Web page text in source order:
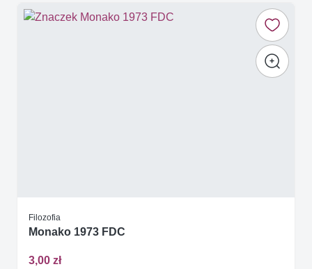
Filozofia
Monako 1973 FDC
3,00 zł